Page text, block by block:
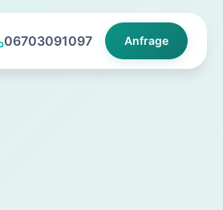
06703091097 Anfrage